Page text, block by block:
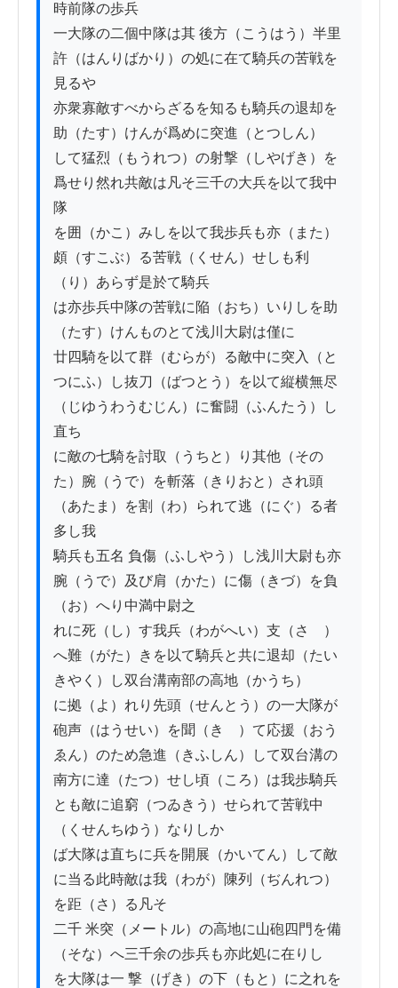
時前隊の歩兵
一大隊の二個中隊は其 後方（こうはう）半里
許（はんりばかり）の処に在て騎兵の苦戦を
見るや
亦衆寡敵すべからざるを知るも騎兵の退却を
助（たす）けんが爲めに突進（とつしん）
して猛烈（もうれつ）の射撃（しやげき）を
爲せり然れ共敵は凡そ三千の大兵を以て我中
隊
を囲（かこ）みしを以て我歩兵も亦（また）
頗（すこぶ）る苦戦（くせん）せしも利
（り）あらず是於て騎兵
は亦歩兵中隊の苦戦に陥（おち）いりしを助
（たす）けんものとて浅川大尉は僅に
廿四騎を以て群（むらが）る敵中に突入（と
つにふ）し抜刀（ばつとう）を以て縦横無尽
（じゆうわうむじん）に奮闘（ふんたう）し
直ち
に敵の七騎を討取（うちと）り其他（その
た）腕（うで）を斬落（きりおと）され頭
（あたま）を割（わ）られて逃（にぐ）る者
多し我
騎兵も五名 負傷（ふしやう）し浅川大尉も亦
腕（うで）及び肩（かた）に傷（きづ）を負
（お）へり中満中尉之
れに死（し）す我兵（わがへい）支（さゝ）
へ難（がた）きを以て騎兵と共に退却（たい
きやく）し双台溝南部の高地（かうち）
に拠（よ）れり先頭（せんとう）の一大隊が
砲声（はうせい）を聞（きゝ）て応援（おう
ゑん）のため急進（きふしん）して双台溝の
南方に達（たつ）せし頃（ころ）は我歩騎兵
とも敵に追窮（つゐきう）せられて苦戦中
（くせんちゆう）なりしか
ば大隊は直ちに兵を開展（かいてん）して敵
に当る此時敵は我（わが）陳列（ぢんれつ）
を距（さ）る凡そ
二千 米突（メートル）の高地に山砲四門を備
（そな）へ三千余の歩兵も亦此処に在りし
を大隊は一 撃（げき）の下（もと）に之れを